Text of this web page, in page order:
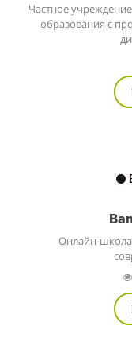
Частное
образования с
Онлайн-школа